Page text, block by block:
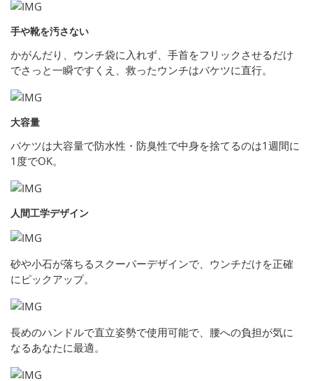
手や靴を汚さない
かがんだり、ウンチ袋に入れず、手首をフリックさせるだけ
でさっと一瞬ですくえ、救ったウンチはバケツに直行。
大容量
バケツは大容量で防水性・防臭性で中身を捨てるのは1週間に
1度でOK。
人間工学デザイン
砂や小石が落ちるスクーパーデザインで、ウンチだけを正確
にピックアップ。
長めのハンドルで直立姿勢で使用可能で、腰への負担が気に
なるあなたに最適。